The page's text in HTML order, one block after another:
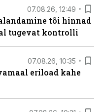
07.08.26, 12:49
tõi hinnad
tugevat kontrolli
07.08.26, 10:35
eriload kahe